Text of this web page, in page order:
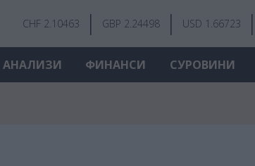
CHF 2.10463 GBP 2.24498 USD 1.66723
АНАЛИЗИ ФИНАНСИ СУРОВИНИ